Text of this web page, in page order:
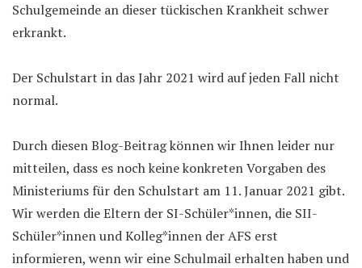
Schulgemeinde an dieser tückischen Krankheit schwer
erkrankt.
Der Schulstart in das Jahr 2021 wird auf jeden Fall nicht
normal.
Durch diesen Blog-Beitrag können wir Ihnen leider nur
mitteilen, dass es noch keine konkreten Vorgaben des
Ministeriums für den Schulstart am 11. Januar 2021 gibt.
Wir werden die Eltern der SI-Schüler*innen, die SII-
Schüler*innen und Kolleg*innen der AFS erst
informieren, wenn wir eine Schulmail erhalten haben und